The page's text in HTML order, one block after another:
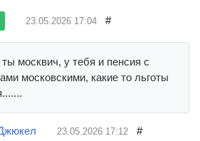
23.05.2026 17:04 #
москвич, у тебя и пенсия с
московскими, какие то льготы
23.05.2026 17:12 #